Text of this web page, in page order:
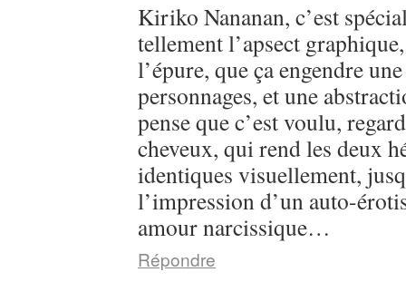
Kiriko Nananan, c’est
tellement l’apsect
l’épure, que ça engendre
personnages, et une
pense que c’est voulu,
cheveux, qui rend les deux
identiques visuellement,
l’impression d’un auto-
amour narcissique…
Répondre